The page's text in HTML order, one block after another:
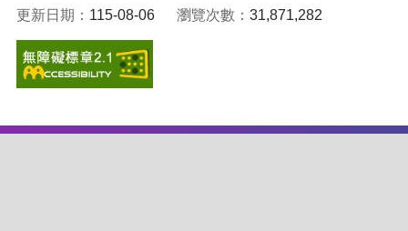
更新日期： 115-08-06 瀏覽次數： 31,871,282